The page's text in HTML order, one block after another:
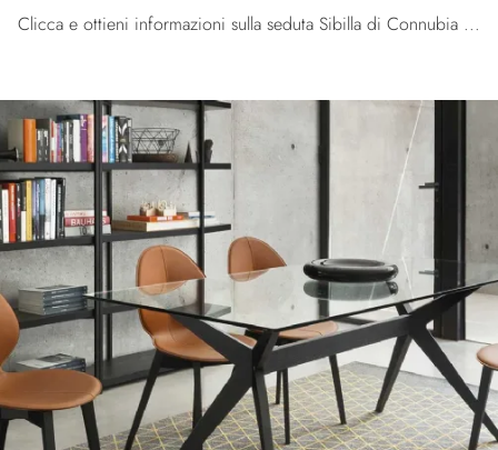
Clicca e ottieni informazioni sulla seduta Sibilla di Connubia in cuoio: le più originali Sedie fisse design ti aspettano.